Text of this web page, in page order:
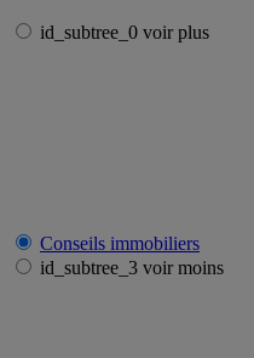
id_subtree_0 voir plus
Conseils immobiliers
id_subtree_3 voir moins